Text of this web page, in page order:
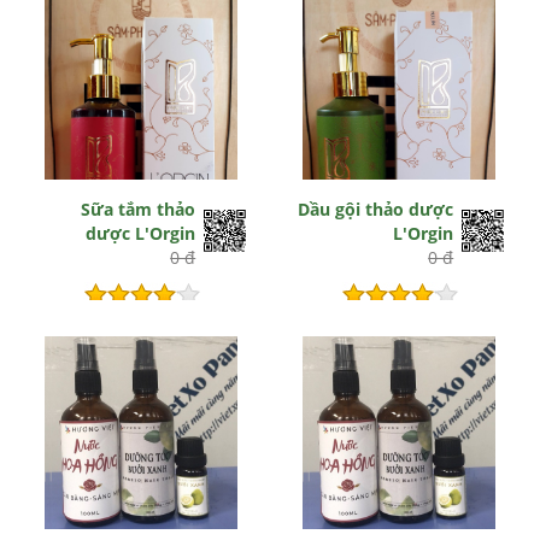
Sữa tắm thảo
dược L'Orgin
0 đ
Dầu gội thảo dược
L'Orgin
0 đ